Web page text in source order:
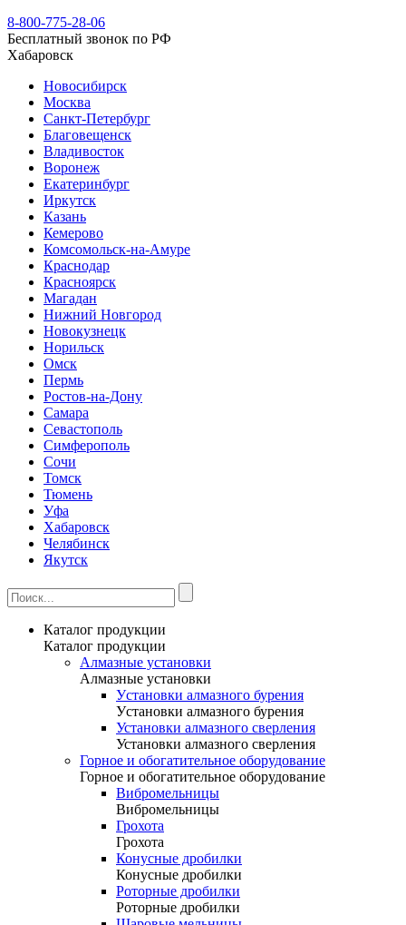
8-800-775-28-06
Бесплатный звонок по РФ
Хабаровск
Новосибирск
Москва
Санкт-Петербург
Благовещенск
Владивосток
Воронеж
Екатеринбург
Иркутск
Казань
Кемерово
Комсомольск-на-Амуре
Краснодар
Красноярск
Магадан
Нижний Новгород
Новокузнецк
Норильск
Омск
Пермь
Ростов-на-Дону
Самара
Севастополь
Симферополь
Сочи
Томск
Тюмень
Уфа
Хабаровск
Челябинск
Якутск
Каталог продукции
Каталог продукции
Алмазные установки
Алмазные установки
Уcтановки алмазного бурения
Уcтановки алмазного бурения
Установки алмазного сверления
Установки алмазного сверления
Горное и обогатительное оборудование
Горное и обогатительное оборудование
Вибромельницы
Вибромельницы
Грохота
Грохота
Конусные дробилки
Конусные дробилки
Роторные дробилки
Роторные дробилки